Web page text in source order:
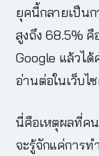
ยุคนี้กลายเป็น
สูงถึง 68.5%
Google แล้วไ
อ่านต่อในเว็บไ
นี่คือเหตุผลที่ค
จะรู้จักแค่การท